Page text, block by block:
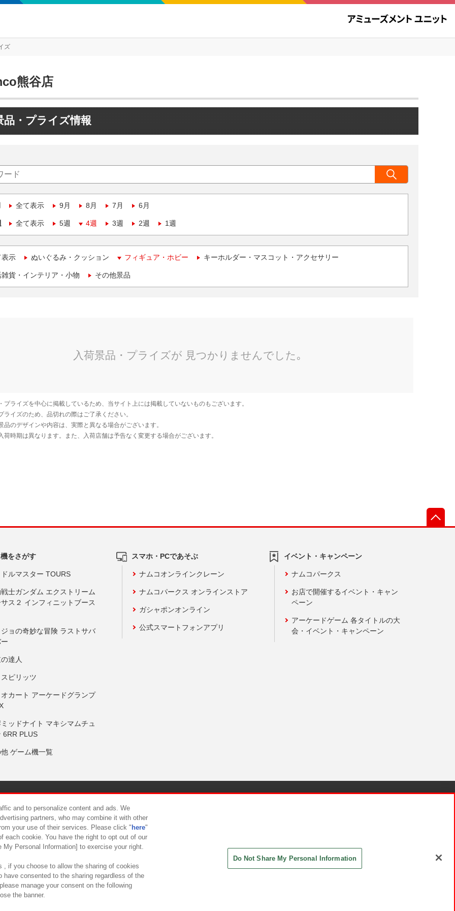
ズ
熊谷店
品・プライズ情報
全て表示 9月 8月 7月 6月
全て表示 5週 4週 3週 2週 1週
表示 ぬいぐるみ・クッション フィギュア・ホビー キーホルダー・マスコット・アクセサリー
貨・インテリア・小物 その他景品
をさがす
ルマスター TOURS
士ガンダム エクストリーム
ス２ インフィニットブース
ョの奇妙な冒険 ラストサバ
達人
ピリッツ
カート アーケードグランプ
ッドナイト マキシマムチュ
6RR PLUS
ゲーム機一覧
スマホ・PCであそぶ
ナムコオンラインクレーン
ナムコパークス オンラインストア
ガシャポンオンライン
公式スマートフォンアプリ
イベント・キャンペーン
ナムコパークス
お店で開催するイベント・キャン
ペーン
アーケードゲーム 各タイトルの大
会・イベント・キャンペーン
について カスタマーハラスメント対応方針
and to personalize content and ads. We
partners, who may combine it with other
your use of their services. Please click " here"
each cookie. You have the right to opt out of our
Personal Information] to exercise your right.
, if you choose to allow the sharing of cookies
have consented to the sharing regardless of the
manage your consent on the following
the banner.
Do Not Share My Personal Information